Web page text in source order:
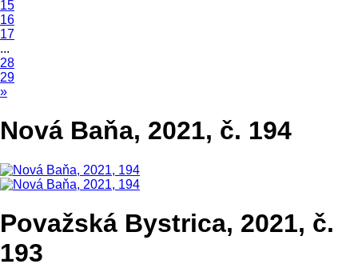
15
16
17
...
28
29
»
Nová Baňa, 2021, č. 194
Považská Bystrica, 2021, č.
193